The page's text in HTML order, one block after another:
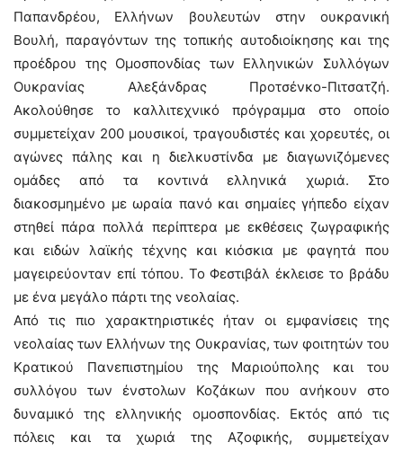
Παπανδρέου, Ελλήνων βουλευτών στην ουκρανική
Βουλή, παραγόντων της τοπικής αυτοδιοίκησης και της
προέδρου της Ομοσπονδίας των Ελληνικών Συλλόγων
Ουκρανίας Αλεξάνδρας Προτσένκο-Πιτσατζή.
Ακολούθησε το καλλιτεχνικό πρόγραμμα στο οποίο
συμμετείχαν 200 μουσικοί, τραγουδιστές και χορευτές, οι
αγώνες πάλης και η διελκυστίνδα με διαγωνιζόμενες
ομάδες από τα κοντινά ελληνικά χωριά. Στο
διακοσμημένο με ωραία πανό και σημαίες γήπεδο είχαν
στηθεί πάρα πολλά περίπτερα με εκθέσεις ζωγραφικής
και ειδών λαϊκής τέχνης και κιόσκια με φαγητά που
μαγειρεύονταν επί τόπου. Το Φεστιβάλ έκλεισε το βράδυ
με ένα μεγάλο πάρτι της νεολαίας.
Από τις πιο χαρακτηριστικές ήταν οι εμφανίσεις της
νεολαίας των Ελλήνων της Ουκρανίας, των φοιτητών του
Κρατικού Πανεπιστημίου της Μαριούπολης και του
συλλόγου των ένστολων Κοζάκων που ανήκουν στο
δυναμικό της ελληνικής ομοσπονδίας. Εκτός από τις
πόλεις και τα χωριά της Αζοφικής, συμμετείχαν